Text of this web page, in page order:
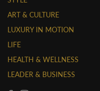
ART & CULTURE
LUXURY IN MOTION
LIFE
HEALTH & WELLNESS
LEADER & BUSINESS